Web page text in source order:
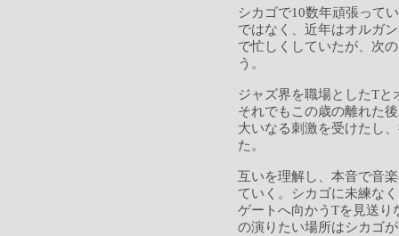
シカゴで10数年頑張って
ではなく、近年はオルガ
で忙しくしていたが、次
う。
ジャズ界を職場としたT
それでもこの歳の離れた
大いなる刺激を受けたし
た。
互いを理解し、本音で音
ていく。シカゴに未練な
ゲートへ向かうTを見送り
の演りたい場所はシカゴ